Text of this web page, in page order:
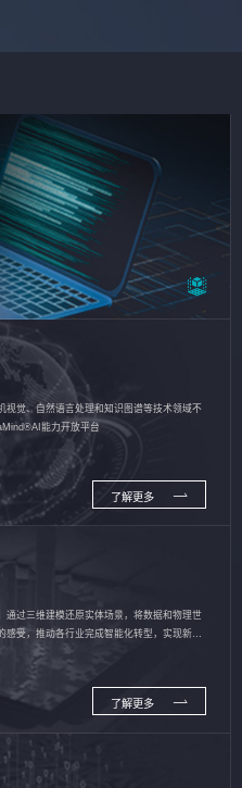
觉、自然语言处理和知识图谱等技术领域不
能力开放平台
了解更多
过三维建模还原实体场景，将数据和物理世
受，推动各行业完成智能化转型，实现新旧
了解更多